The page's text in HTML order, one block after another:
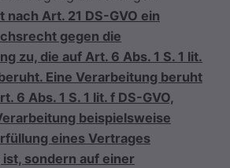
nach Art. 21 DS-GVO ein
gegen die
zu, die auf Art. 6 Abs. 1 S. 1 lit.
Eine Verarbeitung beruht
6 Abs. 1 S. 1 lit. f DS-GVO,
beispielsweise
eines Vertrages
sondern auf einer